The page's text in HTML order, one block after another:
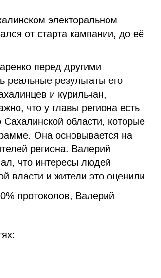
электоральном
от старта кампании, до её
перед другими
реальные результаты его
и курильчан,
что у главы региона есть
области, которые
Она основывается на
региона. Валерий
что интересы людей
власти и жители это оценили.
протоколов, Валерий